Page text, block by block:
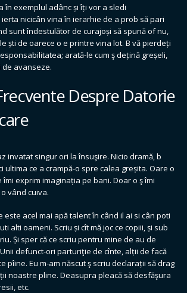
în exemplul adânc și îți vor a sledi
nicicân vina în ierarhie de a prob să pari
sunt îndestulător de curajoși să spună of nu,
ști de oarece o e printre vina lot. B vă pierdeți
arată-le cum ş dețină greșeli,
de avanseze.
Despre Datorie
invatat singur ori la însuşire. Nicio dramă, b
ultima ce a crampă-o spre calea greșita. Oare o
îmi exprim imaginația pe bani. Doar o ş îmi
vând cuiva.
acel mai apă talent în când il ai si cân poti
alti oameni. Scriu și cît mă joc ce copiii, și sub
Și sper că ce scriu pentru mine de au de
defunct-ori parturiţie de cînte, alții de facă
pîine. Eu m-am născut ş scriu declarații să drag
noastre pline. Deasupra pleacă să desfăşura
etc.